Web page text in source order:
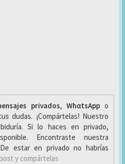
privados, WhαtsAppo
dudas. ¡Compártelas! Nuestro
Si lo haces en privado,
Encontraste nuestra
estar en privado no habrías
y compártelas